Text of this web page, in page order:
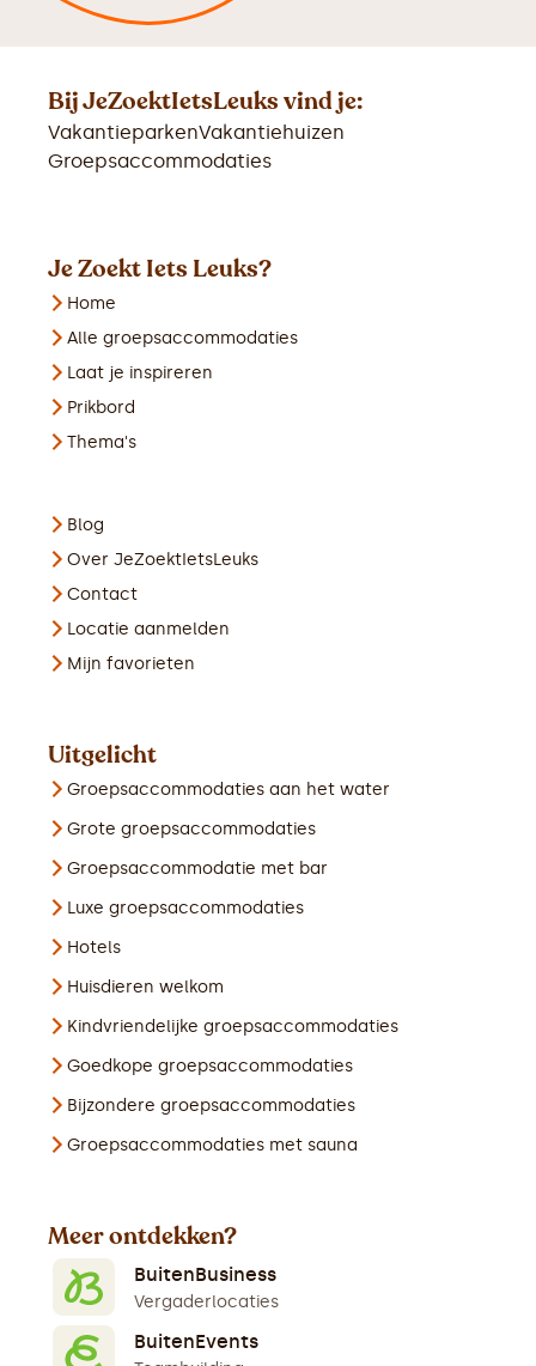
Bij JeZoektIetsLeuks vind je:
VakantieparkenVakantiehuizen
Groepsaccommodaties
Je Zoekt Iets Leuks?
Home
Alle groepsaccommodaties
Laat je inspireren
Prikbord
Thema's
Blog
Over JeZoektIetsLeuks
Contact
Locatie aanmelden
Mijn favorieten
Uitgelicht
Groepsaccommodaties aan het water
Grote groepsaccommodaties
Groepsaccommodatie met bar
Luxe groepsaccommodaties
Hotels
Huisdieren welkom
Kindvriendelijke groepsaccommodaties
Goedkope groepsaccommodaties
Bijzondere groepsaccommodaties
Groepsaccommodaties met sauna
Meer ontdekken?
BuitenBusiness
Vergaderlocaties
BuitenEvents